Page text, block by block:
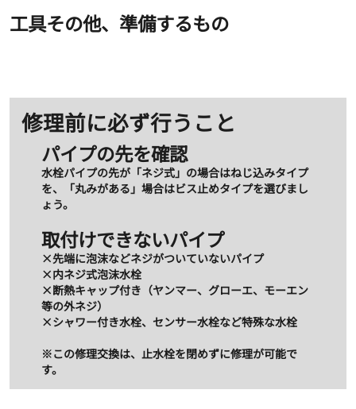
工具その他、準備するもの
修理前に必ず行うこと
パイプの先を確認
水栓パイプの先が「ネジ式」の場合はねじ込みタイプ
を、「丸みがある」場合はビス止めタイプを選びまし
ょう。
取付けできないパイプ
×先端に泡沫などネジがついていないパイプ
×内ネジ式泡沫水栓
×断熱キャップ付き（ヤンマー、グローエ、モーエン
等の外ネジ）
×シャワー付き水栓、センサー水栓など特殊な水栓
※この修理交換は、止水栓を閉めずに修理が可能で
す。